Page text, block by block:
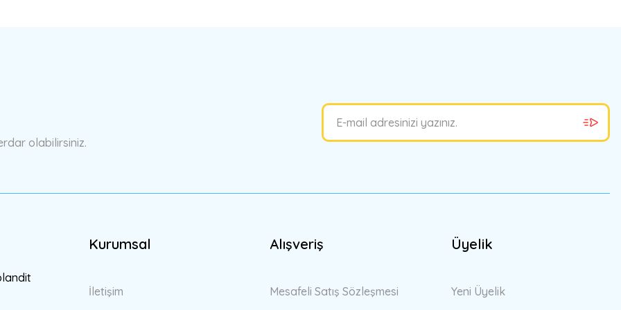
olabilirsiniz.
Kurumsal
İletişim
Alışveriş
Mesafeli Satış Sözleşmesi
Üyelik
Yeni Üyelik